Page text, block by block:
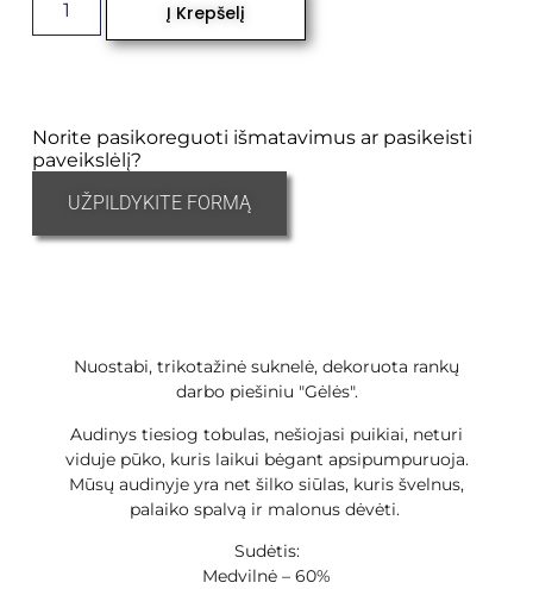
Nuostabi, trikotažinė suknelė, dekoruota rankų
darbo piešiniu "Gėlės".
Audinys tiesiog tobulas, nešiojasi puikiai, neturi
viduje pūko, kuris laikui bėgant apsipumpuruoja.
Mūsų audinyje yra net šilko siūlas, kuris švelnus,
palaiko spalvą ir malonus dėvėti.
Sudėtis:
Medvilnė – 60%
Į Krepšelį
Norite pasikoreguoti išmatavimus ar pasikeisti
paveikslėlį?
UŽPILDYKITE FORMĄ